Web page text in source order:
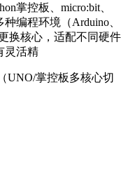
掌控板、micro:bit、
编程环境（Arduino、
换核心，适配不同硬件
灵活精
UNO/掌控板多核心切